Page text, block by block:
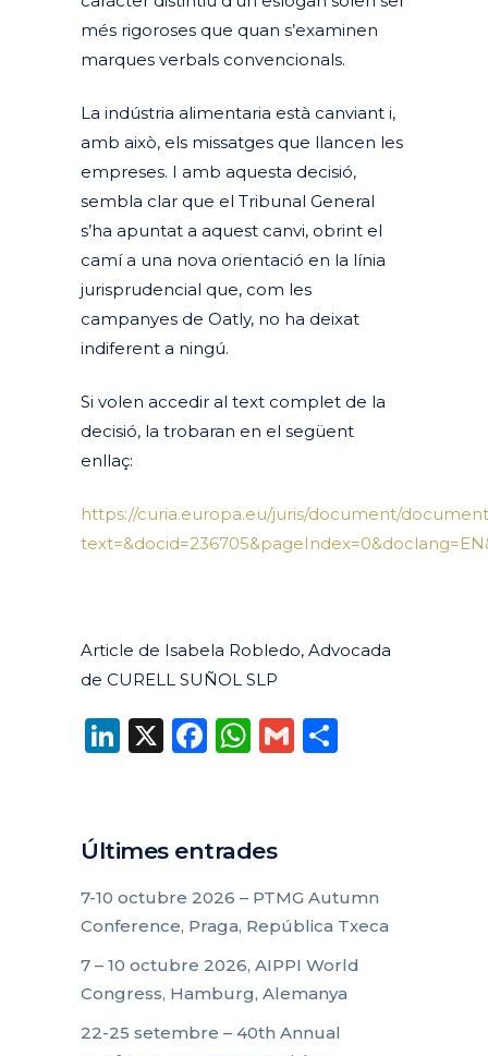
més rigoroses que quan s’examinen
marques verbals convencionals.
La indústria alimentaria està canviant i,
amb això, els missatges que llancen les
empreses. I amb aquesta decisió,
sembla clar que el Tribunal General
s’ha apuntat a aquest canvi, obrint el
camí a una nova orientació en la línia
jurisprudencial que, com les
campanyes de Oatly, no ha deixat
indiferent a ningú.
Si volen accedir al text complet de la
decisió, la trobaran en el següent
enllaç:
https://curia.europa.eu/juris/document/
Article de Isabela Robledo, Advocada
de CURELL SUÑOL SLP
LinkedIn
X Facebook
WhatsApp
Gmail
Últimes entrades
7-10 octubre 2026 – PTMG Autumn
Conference, Praga, República Txeca
7 – 10 octubre 2026, AIPPI World
Congress, Hamburg, Alemanya
22-25 setembre – 40th Annual